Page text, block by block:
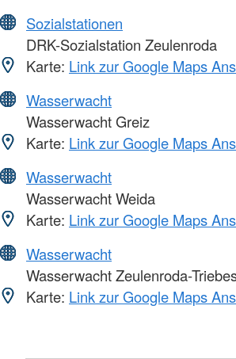
Sozialstationen
DRK-Sozialstation Zeulenroda
Karte: Link zur Google Maps
Wasserwacht
Wasserwacht Greiz
Karte: Link zur Google Maps
Wasserwacht
Wasserwacht Weida
Karte: Link zur Google Maps
Wasserwacht
Wasserwacht Zeulenroda-
Karte: Link zur Google Maps